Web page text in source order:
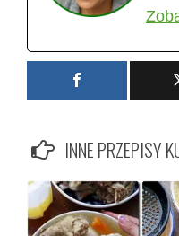
INNE PRZEPISY